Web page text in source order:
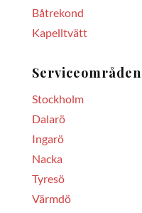
Båtrekond
Kapelltvätt
Serviceområden
Stockholm
Dalarö
Ingarö
Nacka
Tyresö
Värmdö